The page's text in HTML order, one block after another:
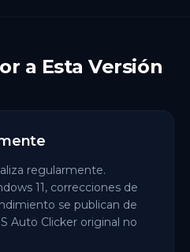
a Esta Versión
regularmente.
11, correcciones de
se publican de
Auto Clicker original no